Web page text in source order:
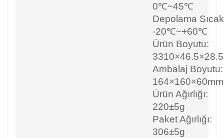
0℃~45℃
Depolama
-20℃~+60℃
Ürün Boyutu:
Ambalaj Boyutu:
164×160×60mm
Ürün Ağırlığı:
220±5g
Paket Ağırlığı:
306±5g